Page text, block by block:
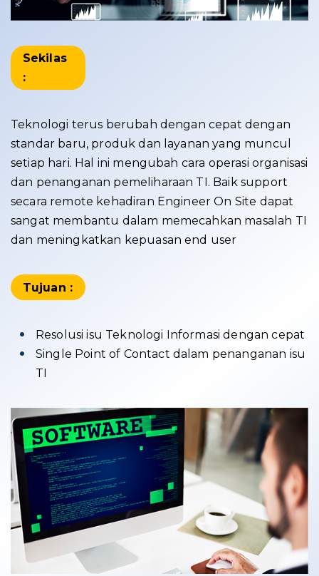
Sekilas
:
Teknologi terus berubah dengan cepat dengan
standar baru, produk dan layanan yang muncul
setiap hari. Hal ini mengubah cara operasi organisasi
dan penanganan pemeliharaan TI. Baik support
secara remote kehadiran Engineer On Site dapat
sangat membantu dalam memecahkan masalah TI
dan meningkatkan kepuasan end user
Tujuan :
Resolusi isu Teknologi Informasi dengan cepat
Single Point of Contact dalam penanganan isu
TI